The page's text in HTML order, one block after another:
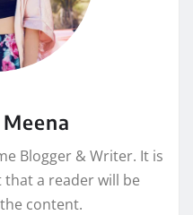
Blogger & Writer. It is
a reader will be
content.